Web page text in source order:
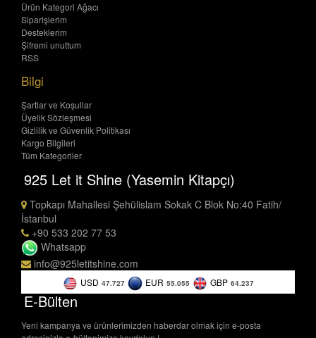
Ürün Kategori Ağacı
Siparişlerim
Desteklerim
Şifremi unuttum
RSS
Bilgi
Şartlar ve Koşullar
Üyelik Sözleşmesi
Gizlilik ve Güvenlik Politikası
Kargo Bilgileri
Tüm Kategoriler
925 Let it Shine (Yasemin Kitapçı)
Topkapı Mahallesi Şehülislam Sokak C Blok No:40 Fatih/
İstanbul
+90 533 202 77 53
Whatsapp
info@925letitshine.com
USD 47.727 EUR 55.055 GBP 64.237
E-Bülten
Yeni kampanya ve ürünlerimizden haberdar olmak için e-posta